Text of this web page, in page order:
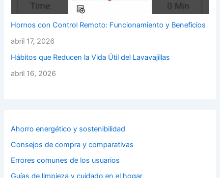
Hornos con Control Remoto: Funcionamiento y Beneficios
abril 17, 2026
Hábitos que Reducen la Vida Útil del Lavavajillas
abril 16, 2026
Ahorro energético y sostenibilidad
Consejos de compra y comparativas
Errores comunes de los usuarios
Guías de limpieza y cuidado en el hogar